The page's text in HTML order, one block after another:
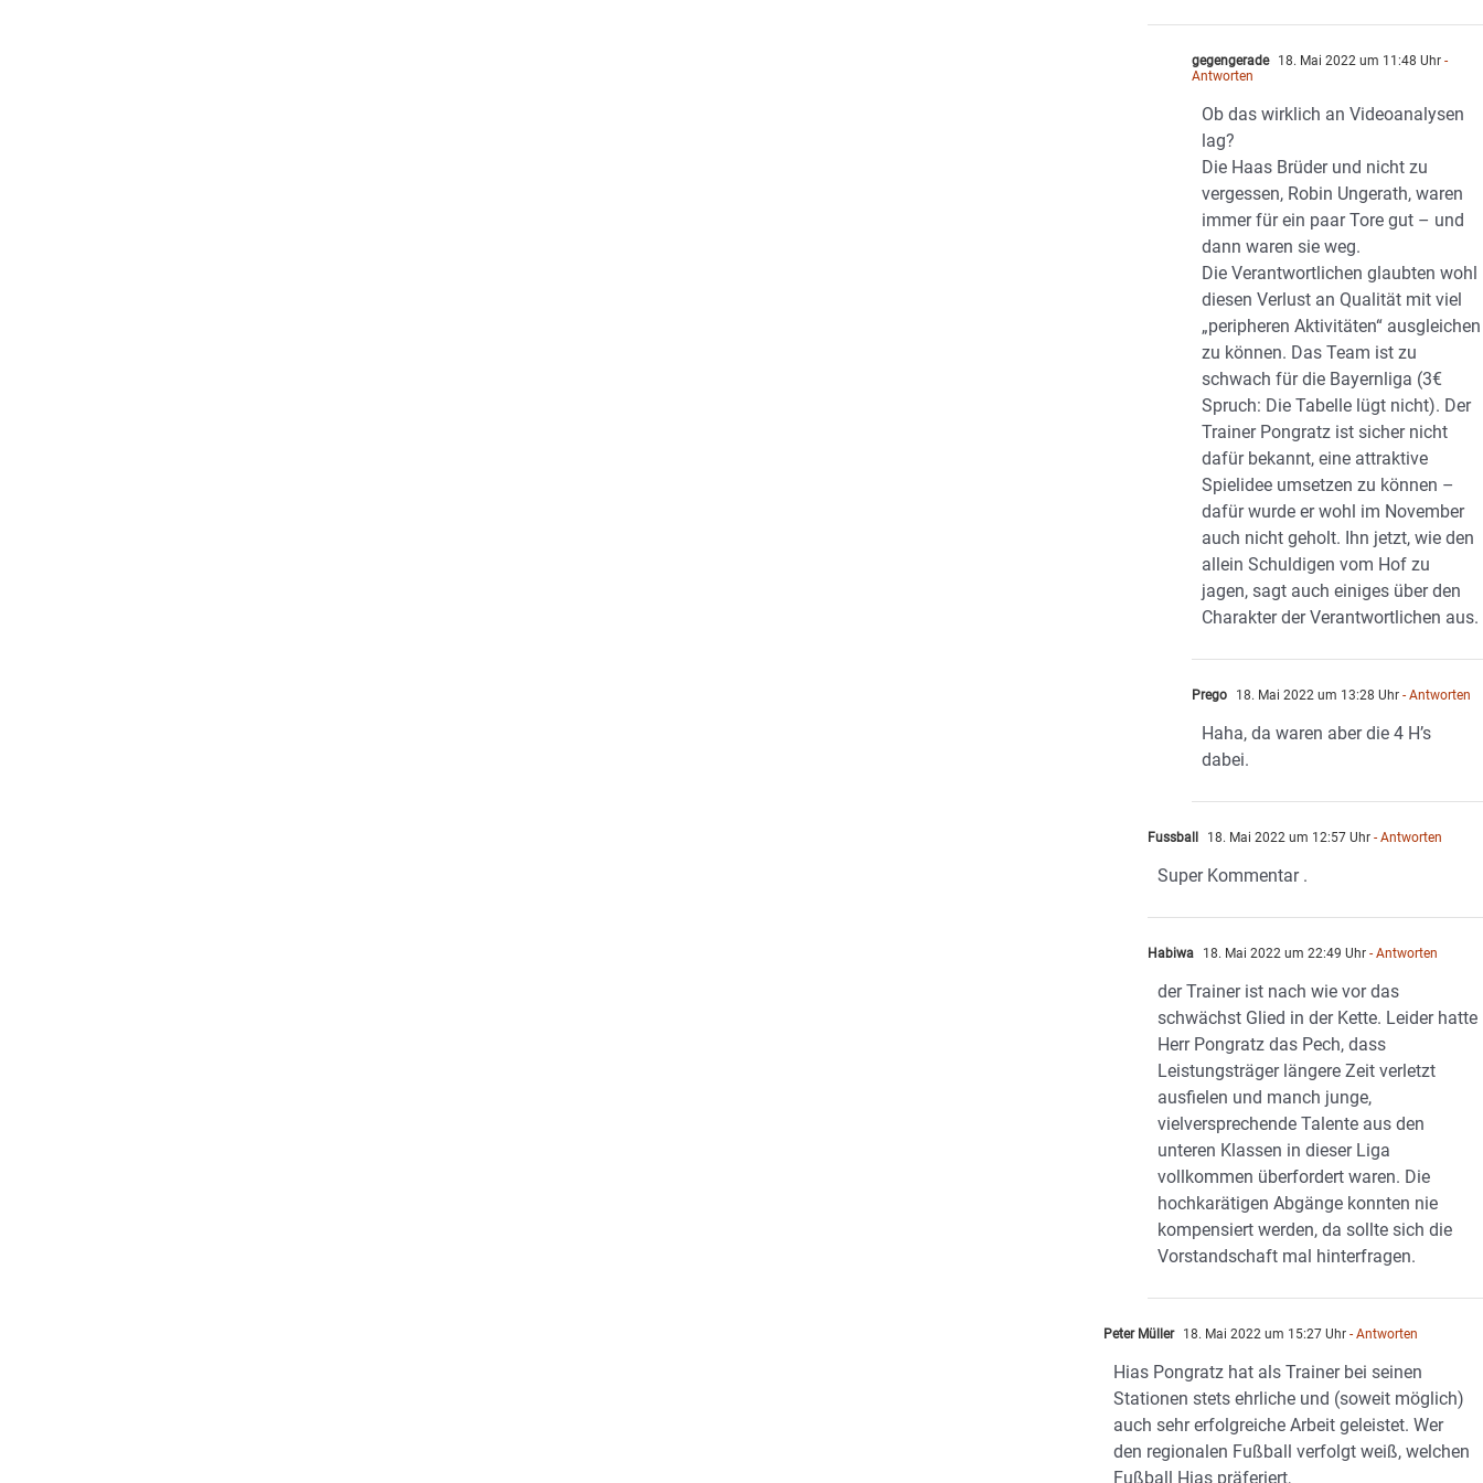
gegengerade 18. Mai 2022 um 11:48 Uhr -
Antworten
Ob das wirklich an Videoanalysen
lag?
Die Haas Brüder und nicht zu
vergessen, Robin Ungerath, waren
immer für ein paar Tore gut – und
dann waren sie weg.
Die Verantwortlichen glaubten wohl
diesen Verlust an Qualität mit viel
„peripheren Aktivitäten“ ausgleichen
zu können. Das Team ist zu
schwach für die Bayernliga (3€
Spruch: Die Tabelle lügt nicht). Der
Trainer Pongratz ist sicher nicht
dafür bekannt, eine attraktive
Spielidee umsetzen zu können –
dafür wurde er wohl im November
auch nicht geholt. Ihn jetzt, wie den
allein Schuldigen vom Hof zu
jagen, sagt auch einiges über den
Charakter der Verantwortlichen aus.
Prego 18. Mai 2022 um 13:28 Uhr - Antworten
Haha, da waren aber die 4 H’s
dabei.
Fussball 18. Mai 2022 um 12:57 Uhr - Antworten
Super Kommentar .
Habiwa 18. Mai 2022 um 22:49 Uhr - Antworten
der Trainer ist nach wie vor das
schwächst Glied in der Kette. Leider hatte
Herr Pongratz das Pech, dass
Leistungsträger längere Zeit verletzt
ausfielen und manch junge,
vielversprechende Talente aus den
unteren Klassen in dieser Liga
vollkommen überfordert waren. Die
hochkarätigen Abgänge konnten nie
kompensiert werden, da sollte sich die
Vorstandschaft mal hinterfragen.
Peter Müller 18. Mai 2022 um 15:27 Uhr - Antworten
Hias Pongratz hat als Trainer bei seinen
Stationen stets ehrliche und (soweit möglich)
auch sehr erfolgreiche Arbeit geleistet. Wer
den regionalen Fußball verfolgt weiß, welchen
Fußball Hias präferiert,